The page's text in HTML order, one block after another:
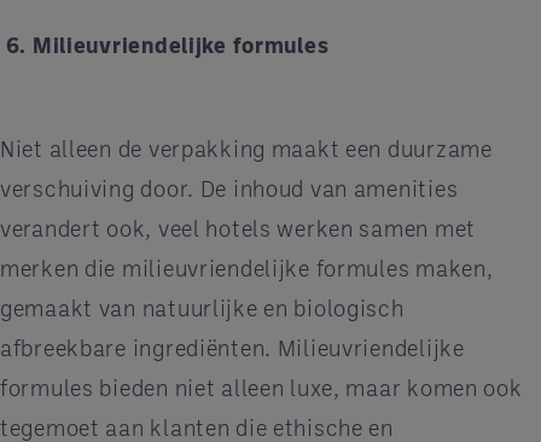
6. Milieuvriendelijke formules
Niet alleen de verpakking maakt een duurzame
verschuiving door. De inhoud van amenities
verandert ook, veel hotels werken samen met
merken die milieuvriendelijke formules maken,
gemaakt van natuurlijke en biologisch
afbreekbare ingrediënten. Milieuvriendelijke
formules bieden niet alleen luxe, maar komen ook
tegemoet aan klanten die ethische en